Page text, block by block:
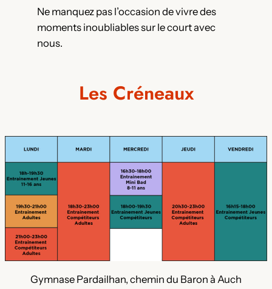
Ne manquez pas l’occasion de vivre des
moments inoubliables sur le court avec
nous.
Les Créneaux
Gymnase Pardailhan, chemin du Baron à Auch